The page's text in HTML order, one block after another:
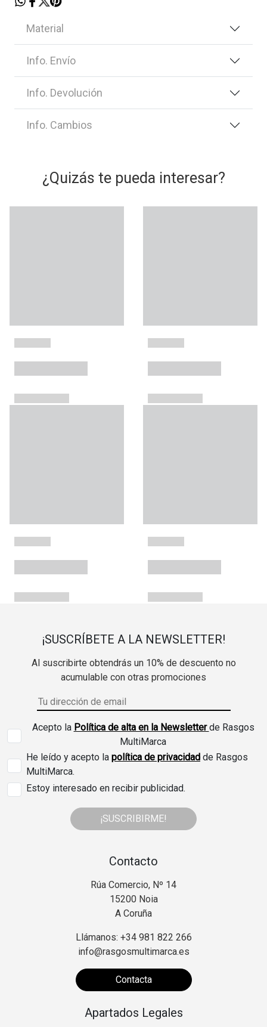
Material
Info. Envío
Info. Devolución
Info. Cambios
¿Quizás te pueda interesar?
¡SUSCRÍBETE A LA NEWSLETTER!
Al suscribirte obtendrás un 10% de descuento no
acumulable con otras promociones
Acepto la Política de alta en la Newsletterde Rasgos
MultiMarca
He leído y acepto la política de privacidad de Rasgos
MultiMarca.
Estoy interesado en recibir publicidad.
¡SUSCRIBIRME!
Contacto
Rúa Comercio, Nº 14
15200 Noia
A Coruña
Llámanos: +34 981 822 266
info@rasgosmultimarca.es
Contacta
Apartados Legales